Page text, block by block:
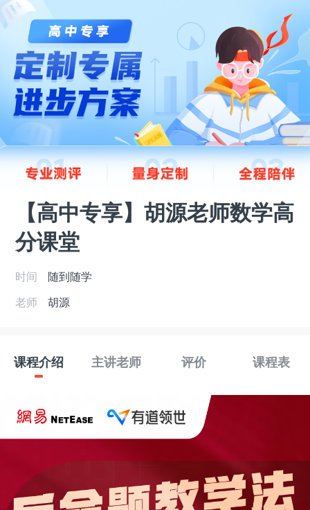
【高中专享】胡源老师数学高
分课堂
时间
随到随学
老师
胡源
课程介绍 主讲老师 评价 课程表